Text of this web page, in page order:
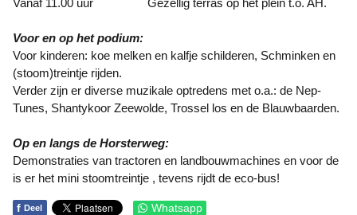
Vanaf 11.00 uur Gezellig terras op het plein t.o. AH.
Voor en op het podium:
Voor kinderen: koe melken en kalfje schilderen, Schminken en
(stoom)treintje rijden.
Verder zijn er diverse muzikale optredens met o.a.: de Nep-
Tunes, Shantykoor Zeewolde, Trossel los en de Blauwbaarden.
Op en langs de Horsterweg:
Demonstraties van tractoren en landbouwmachines en voor de
is er het mini stoomtreintje , tevens rijdt de eco-bus!
f Deel Whatsapp